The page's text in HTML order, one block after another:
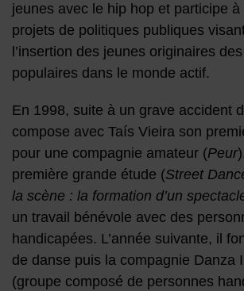
jeunes avec le hip hop et participe à
projets de politiques publiques
l’insertion des jeunes originaires
populaires dans le monde actif.
En 1998, suite à un grave accident
compose avec Taís Vieira son
pour une compagnie amateur (Peur
première grande étude (Street
la scène : la formation d’un
un travail bénévole avec des
handicapées. L’année suivante, il
de danse puis la compagnie Danza
(groupe composé de personnes